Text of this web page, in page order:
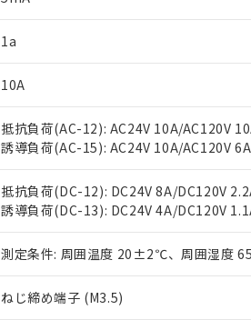
1a
10A
抵抗負荷(AC-12): AC24V 10A/AC120V
誘導負荷(AC-15): AC24V 10A/AC120V
抵抗負荷(DC-12): DC24V 8A/DC120V
誘導負荷(DC-13): DC24V 4A/DC120V
測定条件: 周囲温度 20±2℃、周囲湿度
ねじ締め端子 (M3.5)
本サービスは、当社制御機器事
当社制御機器事業取扱商品の中
い。
正式な納期状況および標準価格
当社販売員にご相談ください。
在庫状況および標準価格結果を
す。
マイパーツ機能（部品リスト作
ている必要があります。
お客様が当ウェブサイト上で当
が、当社の製品・サービスに関
さい。
*EU RoHS指令（10物質）：
フタル酸ビス(2-エチルヘキシル) (DEHP)(別名：
ル（DBP） 1000ppm以下、フタル酸ジイソブチ
但し、RoHS指令で産業用監視および制御機器に
フタル酸エステル類の４物質については閾値を
※2 対応予定月
部品在庫の切り替え状況などにより、
※3 非含有証明書ダウンロード
「×」：最大均質材料含有率が中国
Pb(鉛) :1000ppm、 Hg(水銀) : 1000ppm、 Cd(カ
DEHP(フタル酸ビス(2-エチルヘキシル)) :
※2 環境保護使用期限
「ｅ」：有害物質（10物質）のすべ
味します。
「－」：未確認です。当社販売部門
当社は、これら貴社製品のうち
などの必要な手続きをとります。
ます。
当社は貴社製品を、核兵器、ミ
置等に一切使用いたしません。
当社は、貴社製品を第三者に販
たしません。
△ 一定数には満たないが在庫
－
在庫なし(最新の在庫状況
機器販売店・当社販売員に
空
受注生産機種、また在庫状